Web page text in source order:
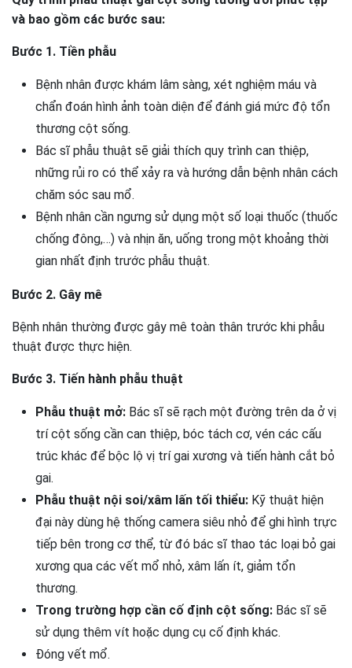
và bao gồm các bước sau:
Bước 1. Tiền phẫu
Bệnh nhân được khám lâm sàng, xét nghiệm máu và
chẩn đoán hình ảnh toàn diện để đánh giá mức độ tổn
thương cột sống.
Bác sĩ phẫu thuật sẽ giải thích quy trình can thiệp,
những rủi ro có thể xảy ra và hướng dẫn bệnh nhân cách
chăm sóc sau mổ.
Bệnh nhân cần ngưng sử dụng một số loại thuốc (thuốc
chống đông,…) và nhịn ăn, uống trong một khoảng thời
gian nhất định trước phẫu thuật.
Bước 2. Gây mê
Bệnh nhân thường được gây mê toàn thân trước khi phẫu
thuật được thực hiện.
Bước 3. Tiến hành phẫu thuật
Phẫu thuật mở: Bác sĩ sẽ rạch một đường trên da ở vị
trí cột sống cần can thiệp, bóc tách cơ, vén các cấu
trúc khác để bộc lộ vị trí gai xương và tiến hành cắt bỏ
gai.
Phẫu thuật nội soi/xâm lấn tối thiểu: Kỹ thuật hiện
đại này dùng hệ thống camera siêu nhỏ để ghi hình trực
tiếp bên trong cơ thể, từ đó bác sĩ thao tác loại bỏ gai
xương qua các vết mổ nhỏ, xâm lấn ít, giảm tổn
thương.
Trong trường hợp cần cố định cột sống: Bác sĩ sẽ
sử dụng thêm vít hoặc dụng cụ cố định khác.
Đóng vết mổ.